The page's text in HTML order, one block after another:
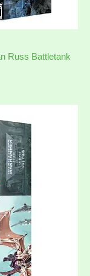
Russ Battletank